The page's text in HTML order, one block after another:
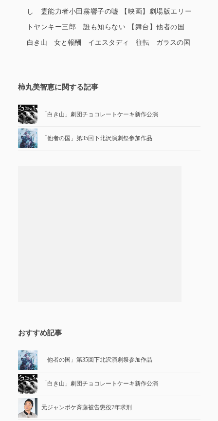
し 霊能力者小田霧響子の嘘 【映画】劇場版エリー
トヤンキー三郎 誰も知らない 【舞台】他者の国
白き山 女と報酬 イエスタディ 往転 ガラスの国
柿丸美智恵に関する記事
「白き山」劇団チョコレートケーキ新作公演
「他者の国」第35回下北沢演劇祭参加作品
おすすめ記事
「他者の国」第35回下北沢演劇祭参加作品
「白き山」劇団チョコレートケーキ新作公演
元ジャンポケ斉藤被告懲役7年求刑